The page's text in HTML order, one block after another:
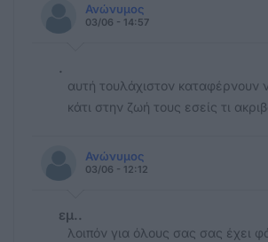
Ανώνυμος
03/06 - 14:57
.
αυτή τουλάχιστον καταφέρνουν
κάτι στην ζωή τους εσείς τι
Ανώνυμος
03/06 - 12:12
εμ..
λοιπόν για όλους σας σας έχει